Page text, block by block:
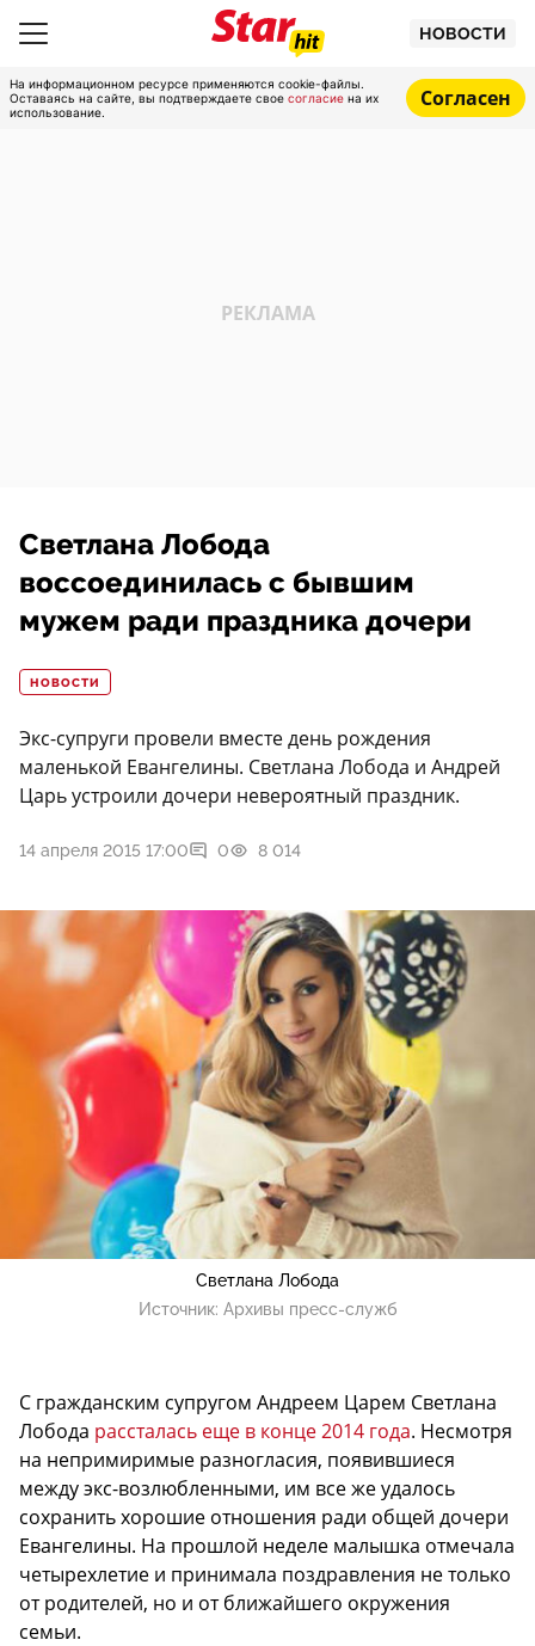
НОВОСТИ
На информационном ресурсе применяются cookie-файлы.
Оставаясь на сайте, вы подтверждаете свое согласие на их
использование.
Согласен
Светлана Лобода
воссоединилась с бывшим
мужем ради праздника дочери
НОВОСТИ
Экс-супруги провели вместе день рождения
маленькой Евангелины. Светлана Лобода и Андрей
Царь устроили дочери невероятный праздник.
14 апреля 2015 17:00 0 8 014
Светлана Лобода
Источник: Архивы пресс-служб
С гражданским супругом Андреем Царем Светлана
Лобода рассталась еще в конце 2014 года. Несмотря
на непримиримые разногласия, появившиеся
между экс-возлюбленными, им все же удалось
сохранить хорошие отношения ради общей дочери
Евангелины. На прошлой неделе малышка отмечала
четырехлетие и принимала поздравления не только
от родителей, но и от ближайшего окружения
семьи.